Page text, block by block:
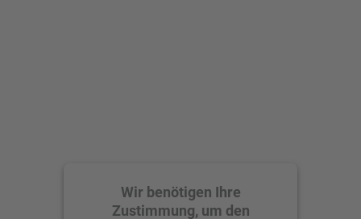
Wir benötigen Ihre
Zustimmung, um den